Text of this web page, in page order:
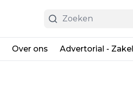
Over ons Advertorial -